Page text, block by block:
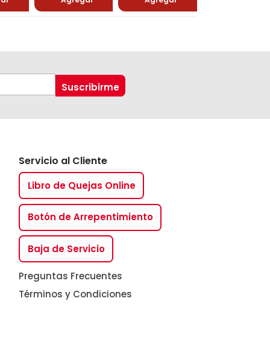
Servicio al Cliente
Libro de Quejas Online
Botón de Arrepentimiento
Baja de Servicio
Preguntas Frecuentes
Términos y Condiciones